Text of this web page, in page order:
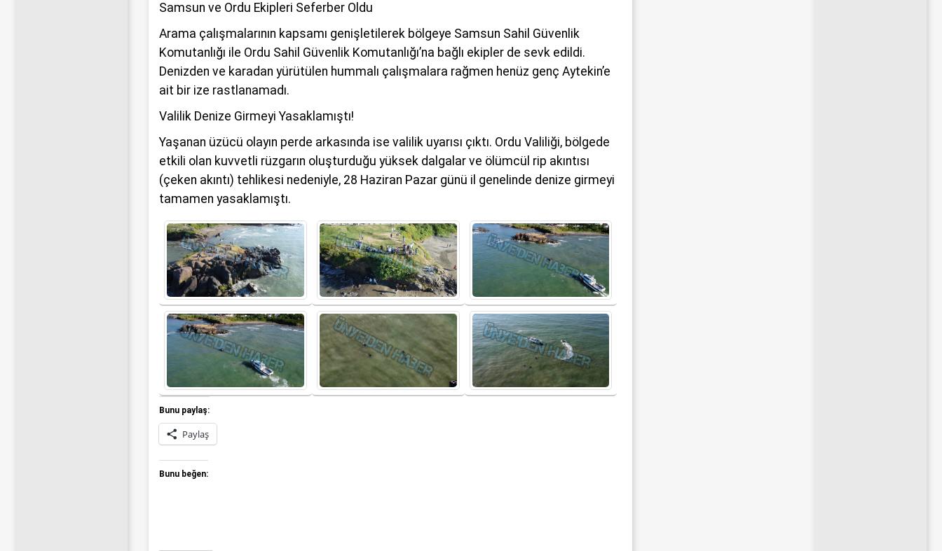
Samsun ve Ordu Ekipleri Seferber Oldu
Arama çalışmalarının kapsamı genişletilerek bölgeye Samsun Sahil Güvenlik
Komutanlığı ile Ordu Sahil Güvenlik Komutanlığı’na bağlı ekipler de sevk edildi.
Denizden ve karadan yürütülen hummalı çalışmalara rağmen henüz genç Aytekin’e
ait bir ize rastlanamadı.
Valilik Denize Girmeyi Yasaklamıştı!
Yaşanan üzücü olayın perde arkasında ise valilik uyarısı çıktı. Ordu Valiliği, bölgede
etkili olan kuvvetli rüzgarın oluşturduğu yüksek dalgalar ve ölümcül rip akıntısı
(çeken akıntı) tehlikesi nedeniyle, 28 Haziran Pazar günü il genelinde denize girmeyi
tamamen yasaklamıştı.
Bunu paylaş:
Paylaş
Bunu beğen: